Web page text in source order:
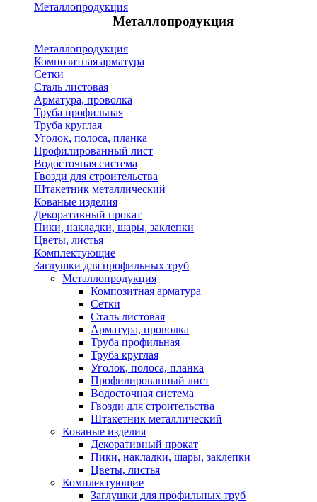
Металлопродукция
Металлопродукция
Металлопродукция
Композитная арматура
Сетки
Сталь листовая
Арматура, проволка
Труба профильная
Труба круглая
Уголок, полоса, планка
Профилированный лист
Водосточная система
Гвозди для строительства
Штакетник металлический
Кованые изделия
Декоративный прокат
Пики, накладки, шары, заклепки
Цветы, листья
Комплектующие
Заглушки для профильных труб
Металлопродукция
Композитная арматура
Сетки
Сталь листовая
Арматура, проволка
Труба профильная
Труба круглая
Уголок, полоса, планка
Профилированный лист
Водосточная система
Гвозди для строительства
Штакетник металлический
Кованые изделия
Декоративный прокат
Пики, накладки, шары, заклепки
Цветы, листья
Комплектующие
Заглушки для профильных труб